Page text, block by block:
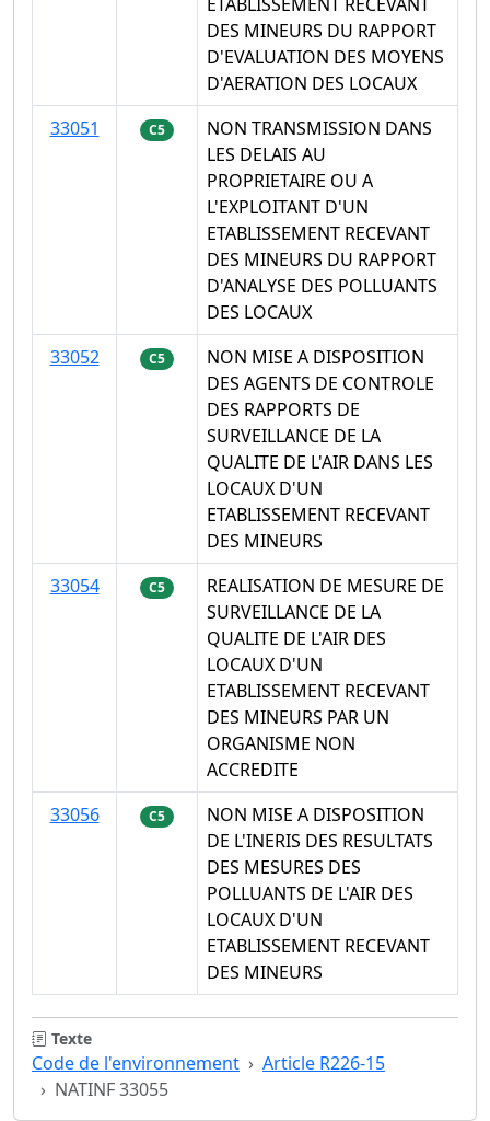
DES MINEURS DU RAPPORT
D'EVALUATION DES MOYENS
D'AERATION DES LOCAUX
33051
C5
NON TRANSMISSION DANS
LES DELAIS AU
PROPRIETAIRE OU A
L'EXPLOITANT D'UN
ETABLISSEMENT RECEVANT
DES MINEURS DU RAPPORT
D'ANALYSE DES POLLUANTS
DES LOCAUX
33052
C5
NON MISE A DISPOSITION
DES AGENTS DE CONTROLE
DES RAPPORTS DE
SURVEILLANCE DE LA
QUALITE DE L'AIR DANS LES
LOCAUX D'UN
ETABLISSEMENT RECEVANT
DES MINEURS
33054
C5
REALISATION DE MESURE DE
SURVEILLANCE DE LA
QUALITE DE L'AIR DES
LOCAUX D'UN
ETABLISSEMENT RECEVANT
DES MINEURS PAR UN
ORGANISME NON
ACCREDITE
33056
C5
NON MISE A DISPOSITION
DE L'INERIS DES RESULTATS
DES MESURES DES
POLLUANTS DE L'AIR DES
LOCAUX D'UN
ETABLISSEMENT RECEVANT
DES MINEURS
Texte
Code de l'environnement
Article R226-15
NATINF 33055